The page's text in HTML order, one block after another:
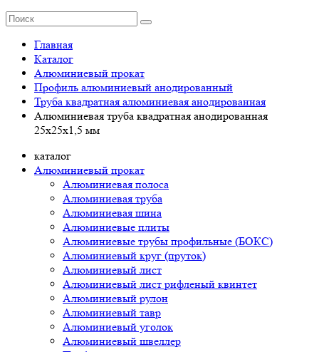
Главная
Каталог
Алюминиевый прокат
Профиль алюминиевый анодированный
Труба квадратная алюминиевая анодированная
Алюминиевая труба квадратная анодированная
25х25х1,5 мм
каталог
Алюминиевый прокат
Алюминиевая полоса
Алюминиевая труба
Алюминиевая шина
Алюминиевые плиты
Алюминиевые трубы профильные (БОКС)
Алюминиевый круг (пруток)
Алюминиевый лист
Алюминиевый лист рифленый квинтет
Алюминиевый рулон
Алюминиевый тавр
Алюминиевый уголок
Алюминиевый швеллер